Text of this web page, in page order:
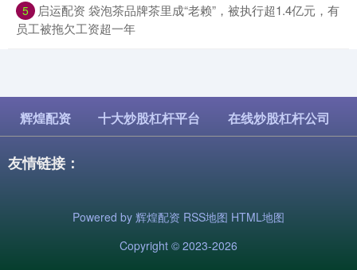
5
​启运配资 袋泡茶品牌茶里成“老赖”，被执行超1.4亿元，有
员工被拖欠工资超一年
辉煌配资 十大炒股杠杆平台 在线炒股杠杆公司
友情链接：
Powered by 辉煌配资 RSS地图 HTML地图
Copyright © 2023-2026